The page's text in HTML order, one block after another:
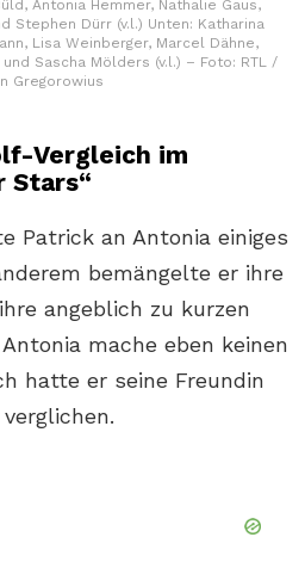
Antonia Hemmer, Nathalie Gaus,
Stephen Dürr (v.l.) Unten: Katharina
Lisa Weinberger, Marcel Dähne,
Sascha Mölders (v.l.) – Foto: RTL /
Gregorowius
Vergleich im
Stars“
Patrick an Antonia einiges
bemängelte er ihre
angeblich zu kurzen
mache eben keinen
hatte er seine Freundin